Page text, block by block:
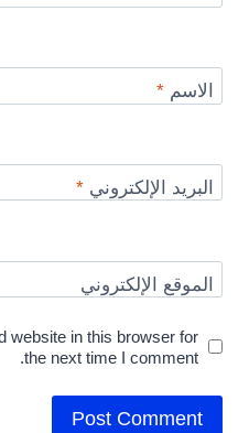
الاسم*
البريد الإلكتروني*
الموقع الإلكتروني
website in this browser for
the next time I comment.